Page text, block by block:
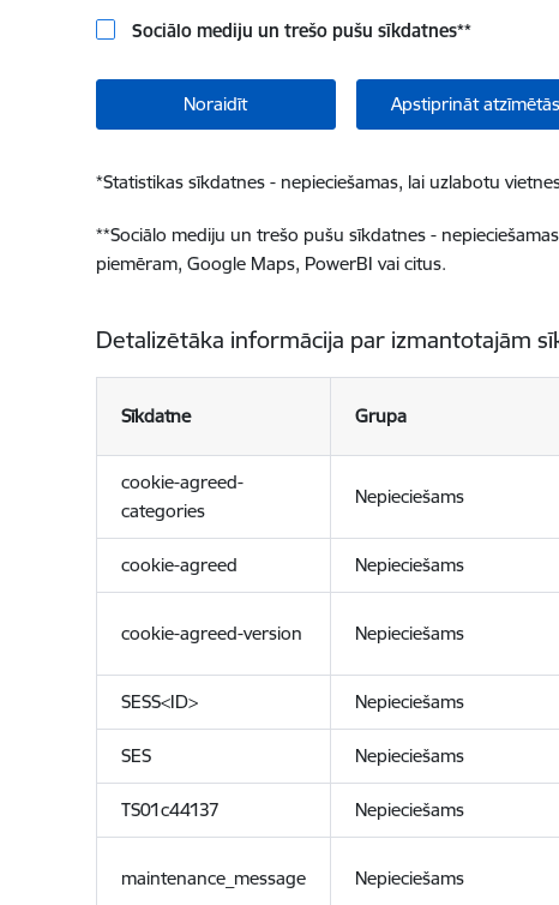
Sociālo mediju un trešo pušu sīkdatnes**
Noraidīt Apstiprināt atzīmētās
*Statistikas sīkdatnes - nepieciešamas, lai uzlabotu
**Sociālo mediju un trešo pušu sīkdatnes -
piemēram, Google Maps, PowerBI vai citus.
Detalizētāka informācija par izmantotajām
Sīkdatne Grupa
cookie-agreed-
categories
Nepieciešams
cookie-agreed Nepieciešams
cookie-agreed-version Nepieciešams
SESS<ID> Nepieciešams
SES Nepieciešams
TS01c44137 Nepieciešams
maintenance_message Nepieciešams